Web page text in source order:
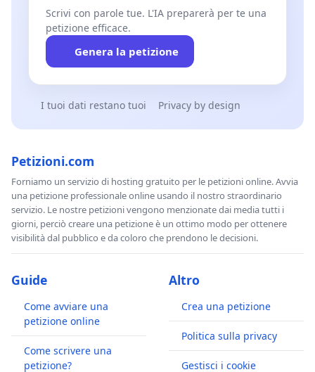
Scrivi con parole tue. L'IA preparerà per te una
petizione efficace.
Genera la petizione
I tuoi dati restano tuoi Privacy by design
Petizioni.com
Forniamo un servizio di hosting gratuito per le petizioni online. Avvia
una petizione professionale online usando il nostro straordinario
servizio. Le nostre petizioni vengono menzionate dai media tutti i
giorni, perciò creare una petizione è un ottimo modo per ottenere
visibilità dal pubblico e da coloro che prendono le decisioni.
Guide
Come avviare una
petizione online
Come scrivere una
petizione?
Altro
Crea una petizione
Politica sulla privacy
Gestisci i cookie